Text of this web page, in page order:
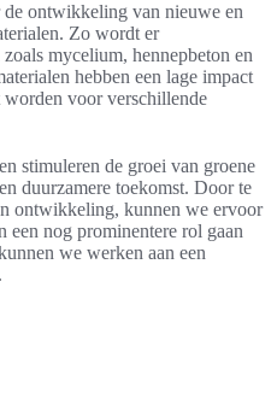
de ontwikkeling van nieuwe en
Zo wordt er
mycelium, hennepbeton en
hebben een lage impact
voor verschillende
stimuleren de groei van groene
duurzamere toekomst. Door te
ontwikkeling, kunnen we ervoor
een nog prominentere rol gaan
we werken aan een